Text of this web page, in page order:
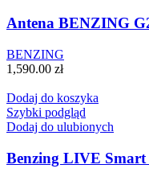
Antena BENZING
BENZING
1,590.00 zł
Dodaj do koszyka
Szybki podgląd
Dodaj do ulubionych
Benzing LIVE